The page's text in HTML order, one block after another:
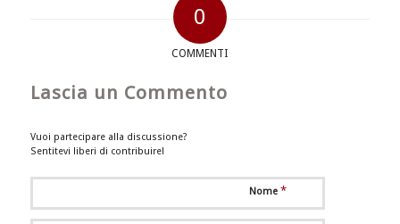
0
COMMENTI
Lascia un Commento
Vuoi partecipare alla discussione?
Sentitevi liberi di contribuire!
Nome *